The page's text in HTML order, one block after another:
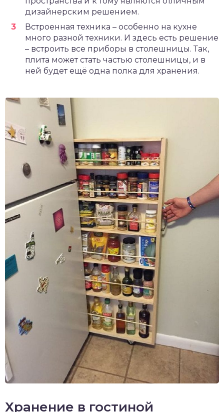
дизайнерским решением.
Встроенная техника – особенно на кухне
много разной техники. И здесь есть решение
– встроить все приборы в столешницы. Так,
плита может стать частью столешницы, и в
ней будет ещё одна полка для хранения.
Хранение в гостиной